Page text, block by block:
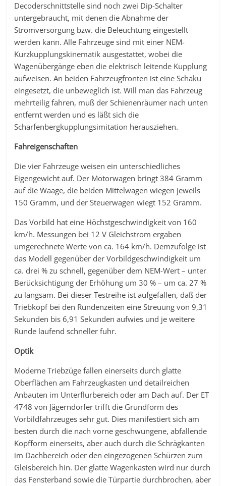
Decoderschnittstelle sind noch zwei Dip-Schalter
untergebraucht, mit denen die Abnahme der
Stromversorgung bzw. die Beleuchtung eingestellt
werden kann. Alle Fahrzeuge sind mit einer NEM-
Kurzkupplungskinematik ausgestattet, wobei die
Wagenübergänge eben die elektrisch leitende Kupplung
aufweisen. An beiden Fahrzeugfronten ist eine Schaku
eingesetzt, die unbeweglich ist. Will man das Fahrzeug
mehrteilig fahren, muß der Schienenräumer nach unten
entfernt werden und es läßt sich die
Scharfenbergkupplungsimitation herausziehen.
Fahreigenschaften
Die vier Fahrzeuge weisen ein unterschiedliches
Eigengewicht auf. Der Motorwagen bringt 384 Gramm
auf die Waage, die beiden Mittelwagen wiegen jeweils
150 Gramm, und der Steuerwagen wiegt 152 Gramm.
Das Vorbild hat eine Höchstgeschwindigkeit von 160
km/h. Messungen bei 12 V Gleichstrom ergaben
umgerechnete Werte von ca. 164 km/h. Demzufolge ist
das Modell gegenüber der Vorbildgeschwindigkeit um
ca. drei % zu schnell, gegenüber dem NEM-Wert – unter
Berücksichtigung der Erhöhung um 30 % – um ca. 27 %
zu langsam. Bei dieser Testreihe ist aufgefallen, daß der
Triebkopf bei den Rundenzeiten eine Streuung von 9,31
Sekunden bis 6,91 Sekunden aufwies und je weitere
Runde laufend schneller fuhr.
Optik
Moderne Triebzüge fallen einerseits durch glatte
Oberflächen am Fahrzeugkasten und detailreichen
Anbauten im Unterflurbereich oder am Dach auf. Der ET
4748 von Jägerndorfer trifft die Grundform des
Vorbildfahrzeuges sehr gut. Dies manifestiert sich am
besten durch die nach vorne geschwungene, abfallende
Kopfform einerseits, aber auch durch die Schrägkanten
im Dachbereich oder den eingezogenen Schürzen zum
Gleisbereich hin. Der glatte Wagenkasten wird nur durch
das Fensterband sowie die Türpartie durchbrochen, aber